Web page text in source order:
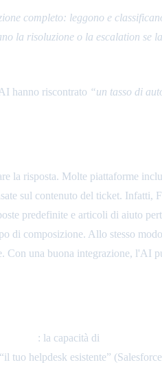
completo: leggono e
la risoluzione o la escalation se
hanno riscontrato “un tasso di
la risposta. Molte piattaforme
sul contenuto del ticket. Infatti,
predefinite e articoli di aiuto
di composizione. Allo stesso
una buona integrazione, l'AI
: la capacità di
helpdesk esistente”